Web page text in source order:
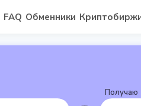
FAQ Обменники
Получаю